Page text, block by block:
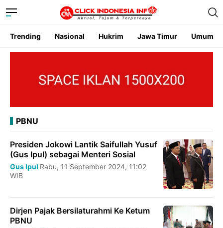
Trending Nasional Hukrim Jawa Timur Umum
PBNU
Presiden Jokowi Lantik Saifullah Yusuf
(Gus Ipul) sebagai Menteri Sosial
Gus Ipul Rabu, 11 September 2024, 11:02
WIB
Dirjen Pajak Bersilaturahmi Ke Ketum
PBNU